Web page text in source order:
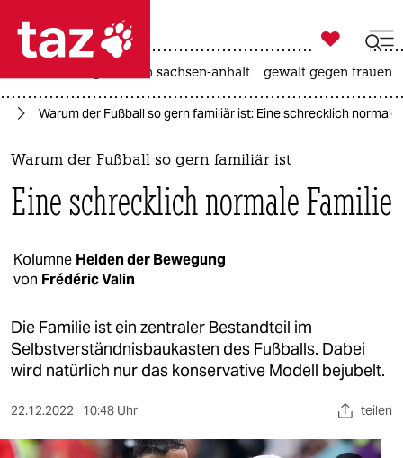
 taz zahl ich
taz zahl ich
themen
politik
gesellschaft
kultur
sport
berlin
nord

taz zahl ich
landtagswahl in sachsen-anhalt gewalt gegen frauen
Warum der Fußball so gern familiär ist: Eine schrecklich normale
Warum der Fußball so gern familiär ist
Eine schrecklich normale Familie
Kolumne Helden der Bewegung
von Frédéric Valin
Die Familie ist ein zentraler Bestandteil im
Selbstverständnisbaukasten des Fußballs. Dabei
wird natürlich nur das konservative Modell bejubelt.
22.12.2022 10:48 Uhr teilen